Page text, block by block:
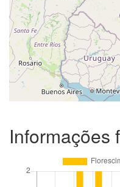
Informações